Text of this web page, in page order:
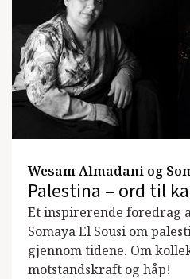
Wesam Almadani og
Palestina – ord til
Et inspirerende foredrag
Somaya El Sousi om
gjennom tidene. Om
motstandskraft og håp!